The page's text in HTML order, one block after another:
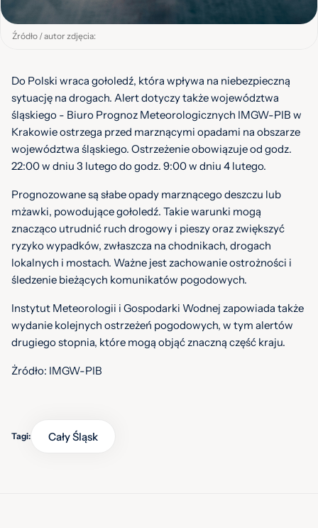
Źródło / autor zdjęcia:
Do Polski wraca gołoledź, która wpływa na niebezpieczną
sytuację na drogach. Alert dotyczy także województwa
śląskiego - Biuro Prognoz Meteorologicznych IMGW-PIB w
Krakowie ostrzega przed marznącymi opadami na obszarze
województwa śląskiego. Ostrzeżenie obowiązuje od godz.
22:00 w dniu 3 lutego do godz. 9:00 w dniu 4 lutego.
Prognozowane są słabe opady marznącego deszczu lub
mżawki, powodujące gołoledź. Takie warunki mogą
znacząco utrudnić ruch drogowy i pieszy oraz zwiększyć
ryzyko wypadków, zwłaszcza na chodnikach, drogach
lokalnych i mostach. Ważne jest zachowanie ostrożności i
śledzenie bieżących komunikatów pogodowych.
Instytut Meteorologii i Gospodarki Wodnej zapowiada także
wydanie kolejnych ostrzeżeń pogodowych, w tym alertów
drugiego stopnia, które mogą objąć znaczną część kraju.
Żródło: IMGW-PIB
Tagi: Cały Śląsk